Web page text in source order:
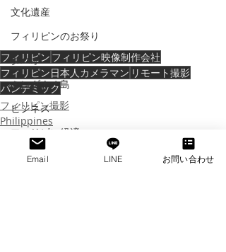
文化遺産
フィリピンのお祭り
ダバオ
ミンダナオ島
ビジネス
フィリピン経済
フィリピン フィリピン映像制作会社
フィリピン日本人カメラマン リモート撮影
パンデミック
フィリピン撮影
Philippines
フィリピン映像制作会社
Email LINE お問い合わせ